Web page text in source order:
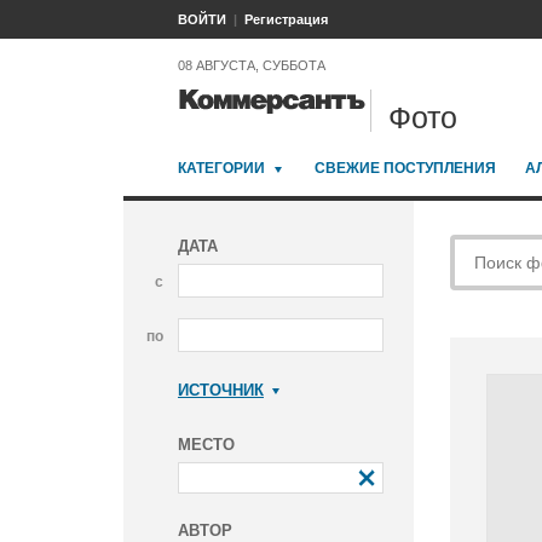
ВОЙТИ Регистрация
08 АВГУСТА, СУББОТА
Фото
КАТЕГОРИИ СВЕЖИЕ ПОСТУПЛЕНИЯ
ДАТА
с
по
ИСТОЧНИК
МЕСТО
АВТОР